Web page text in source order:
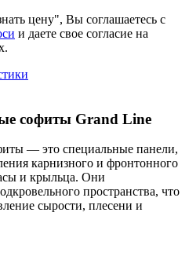
цену", Вы соглашаетесь с
и даете свое согласие на
софиты Grand Line
— это специальные панели,
карнизного и фронтонного
и крыльца. Они
пространства, что
сырости, плесени и